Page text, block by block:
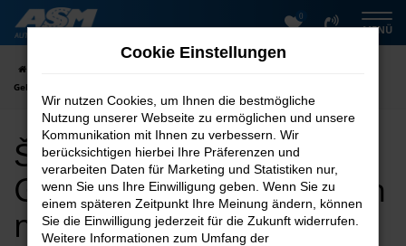
Zum
Hauptinhalt
0
MENÜ
Gebrauchtwagen kaufen mit Lieferservice nach Wernigerode
Škoda Karoq
Gebrauchtwagen kaufen
mit Lieferservice nach
Cookie Einstellungen
Wir nutzen Cookies, um Ihnen die bestmögliche
Nutzung unserer Webseite zu ermöglichen und unsere
Kommunikation mit Ihnen zu verbessern. Wir
berücksichtigen hierbei Ihre Präferenzen und
verarbeiten Daten für Marketing und Statistiken nur,
wenn Sie uns Ihre Einwilligung geben. Wenn Sie zu
einem späteren Zeitpunkt Ihre Meinung ändern, können
Sie die Einwilligung jederzeit für die Zukunft widerrufen.
Weitere Informationen zum Umfang der